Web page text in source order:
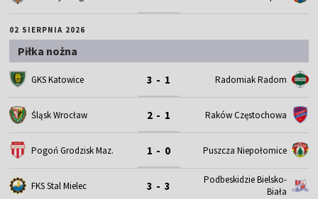
02 SIERPNIA 2026
Piłka nożna
GKS Katowice 3 - 1 Radomiak Radom
Śląsk Wrocław 2 - 1 Raków Częstochowa
Pogoń Grodzisk Maz. 1 - 0 Puszcza Niepołomice
FKS Stal Mielec 3 - 3
Podbeskidzie Bielsko-
Biała